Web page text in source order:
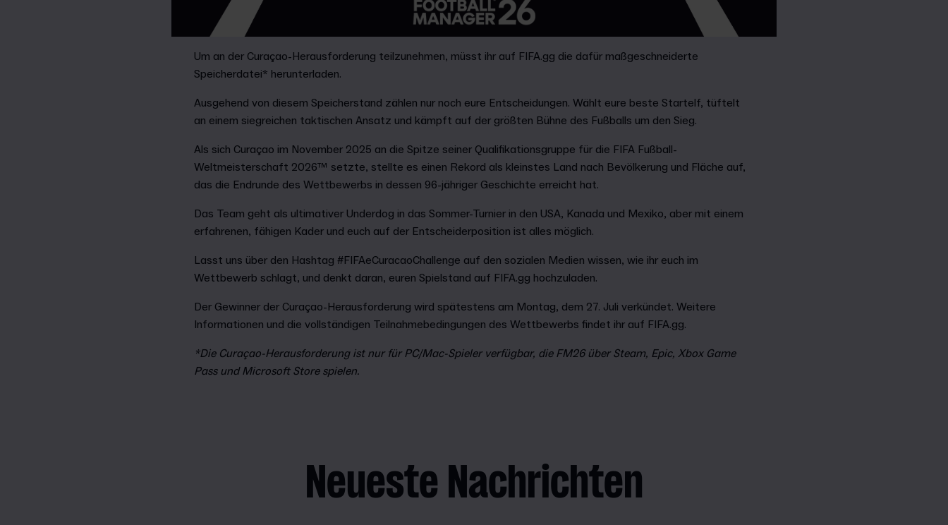
Um an der Curaçao-Herausforderung teilzunehmen, müsst ihr auf FIFA.gg die dafür maßgeschneiderte
Speicherdatei* herunterladen.
Ausgehend von diesem Speicherstand zählen nur noch eure Entscheidungen. Wählt eure beste Startelf, tüftelt
an einem siegreichen taktischen Ansatz und kämpft auf der größten Bühne des Fußballs um den Sieg.
Als sich Curaçao im November 2025 an die Spitze seiner Qualifikationsgruppe für die FIFA Fußball-
Weltmeisterschaft 2026™ setzte, stellte es einen Rekord als kleinstes Land nach Bevölkerung und Fläche auf,
das die Endrunde des Wettbewerbs in dessen 96-jähriger Geschichte erreicht hat.
Das Team geht als ultimativer Underdog in das Sommer-Turnier in den USA, Kanada und Mexiko, aber mit einem
erfahrenen, fähigen Kader und euch auf der Entscheiderposition ist alles möglich.
Lasst uns über den Hashtag #FIFAeCuracaoChallenge auf den sozialen Medien wissen, wie ihr euch im
Wettbewerb schlagt, und denkt daran, euren Spielstand auf FIFA.gg hochzuladen.
Der Gewinner der Curaçao-Herausforderung wird spätestens am Montag, dem 27. Juli verkündet. Weitere
Informationen und die vollständigen Teilnahmebedingungen des Wettbewerbs findet ihr auf FIFA.gg.
*Die Curaçao-Herausforderung ist nur für PC/Mac-Spieler verfügbar, die FM26 über Steam, Epic, Xbox Game
Pass und Microsoft Store spielen.
Neueste Nachrichten